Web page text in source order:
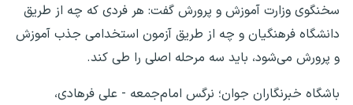
سخنگوی وزارت آموزش و پرورش گفت: هر فردی که چه از طریق
دانشگاه فرهنگیان و چه از طریق آزمون استخدامی جذب آموزش
و پرورش می‌شود، باید سه مرحله اصلی را طی کند.
باشگاه خبرنگاران جوان؛ نرگس امام‌جمعه - علی فرهادی،